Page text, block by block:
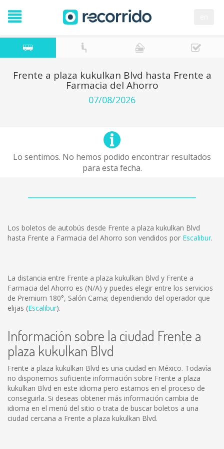
Frente a plaza kukulkan Blvd hasta Frente a
Farmacia del Ahorro
07/08/2026
Lo sentimos. No hemos podido encontrar resultados
para esta fecha.
Los boletos de autobús desde Frente a plaza kukulkan Blvd
hasta Frente a Farmacia del Ahorro son vendidos por Escalibur.
La distancia entre Frente a plaza kukulkan Blvd y Frente a
Farmacia del Ahorro es (N/A) y puedes elegir entre los servicios
de Premium 180°, Salón Cama; dependiendo del operador que
elijas (Escalibur).
Información sobre la ciudad Frente a
plaza kukulkan Blvd
Frente a plaza kukulkan Blvd es una ciudad en México. Todavía
no disponemos suficiente información sobre Frente a plaza
kukulkan Blvd en este idioma pero estamos en el proceso de
conseguirla. Si deseas obtener más información cambia de
idioma en el menú del sitio o trata de buscar boletos a una
ciudad cercana a Frente a plaza kukulkan Blvd.